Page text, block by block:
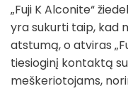
„Fuji K Alconite“
yra sukurti taip, kad
atstumą, o atviras
tiesioginį kontaktą
meškeriotojams,